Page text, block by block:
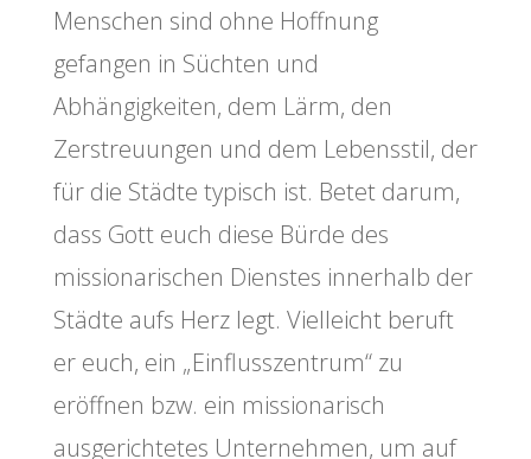
Menschen sind ohne Hoffnung
gefangen in Süchten und
Abhängigkeiten, dem Lärm, den
Zerstreuungen und dem Lebensstil, der
für die Städte typisch ist. Betet darum,
dass Gott euch diese Bürde des
missionarischen Dienstes innerhalb der
Städte aufs Herz legt. Vielleicht beruft
er euch, ein „Einflusszentrum“ zu
eröffnen bzw. ein missionarisch
ausgerichtetes Unternehmen, um auf